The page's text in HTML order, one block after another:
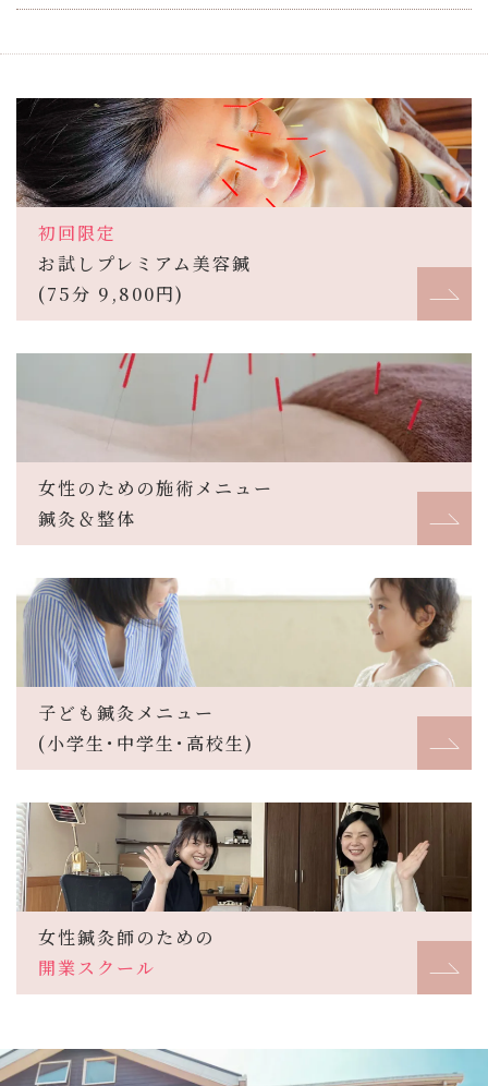
初回限定
お試しプレミアム美容鍼
(75分 9,800円)
女性のための施術メニュー
鍼灸＆整体
子ども鍼灸メニュー
(小学生･中学生･高校生)
女性鍼灸師のための
開業スクール